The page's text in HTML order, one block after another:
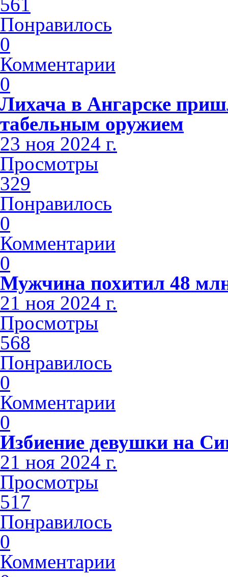
Понравилось
0
Комментарии
0
Лихача в Ангарске
табельным оружием
23 ноя 2024 г.
Просмотры
329
Понравилось
0
Комментарии
0
Мужчина похитил 48
21 ноя 2024 г.
Просмотры
568
Понравилось
0
Комментарии
0
Избиение девушки на
21 ноя 2024 г.
Просмотры
517
Понравилось
0
Комментарии